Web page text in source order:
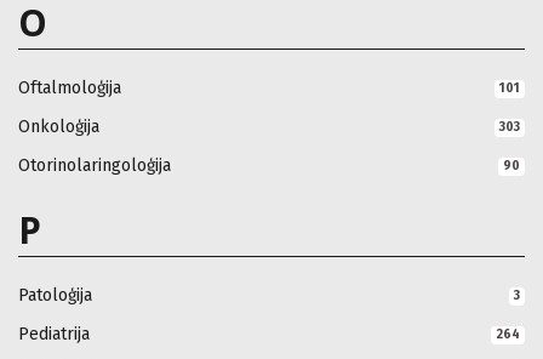
O
Oftalmoloģija 101
Onkoloģija 303
Otorinolaringoloģija 90
P
Patoloģija 3
Pediatrija 264